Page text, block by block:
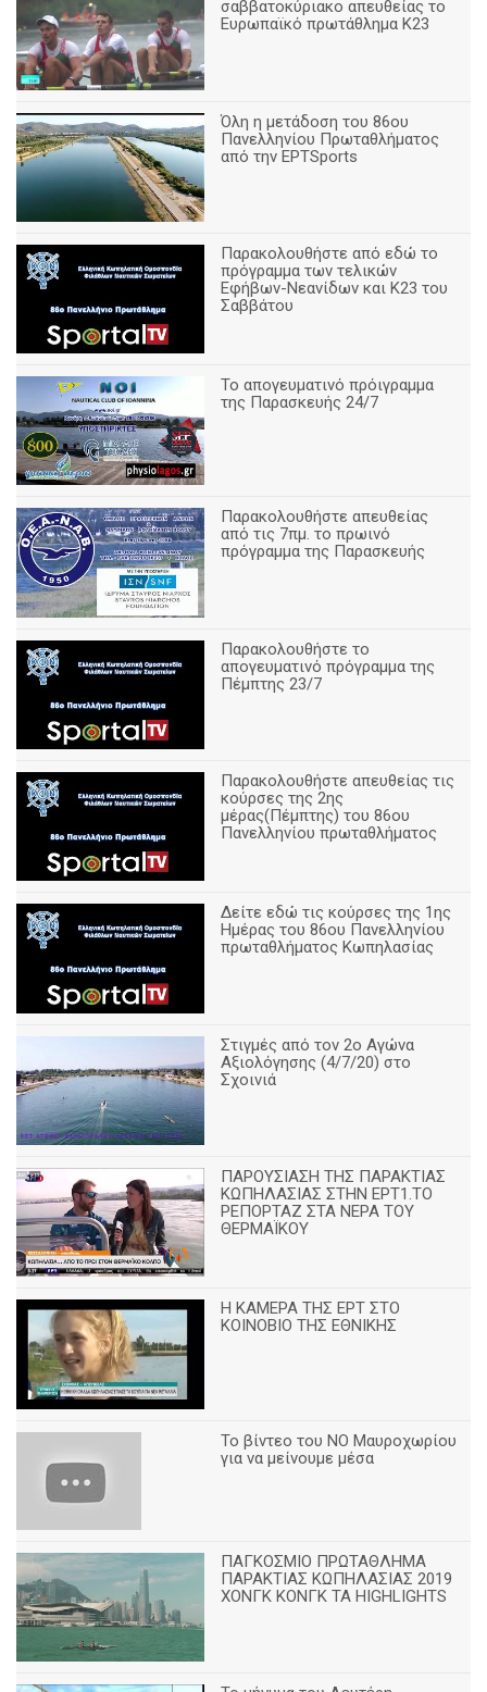
σαββατοκύριακο απευθείας το
Ευρωπαϊκό πρωτάθλημα Κ23
Όλη η μετάδοση του 86ου
Πανελληνίου Πρωταθλήματος
από την ΕΡΤSports
Παρακολουθήστε από εδώ το
πρόγραμμα των τελικών
Εφήβων-Νεανίδων και Κ23 του
Σαββάτου
Το απογευματινό πρόιγραμμα
της Παρασκευής 24/7
Παρακολουθήστε απευθείας
από τις 7πμ. το πρωινό
πρόγραμμα της Παρασκευής
Παρακολουθήστε το
απογευματινό πρόγραμμα της
Πέμπτης 23/7
Παρακολουθήστε απευθείας τις
κούρσες της 2ης
μέρας(Πέμπτης) του 86ου
Πανελληνίου πρωταθλήματος
Δείτε εδώ τις κούρσες της 1ης
Ημέρας του 86ου Πανελληνίου
πρωταθλήματος Κωπηλασίας
Στιγμές από τον 2ο Αγώνα
Αξιολόγησης (4/7/20) στο
Σχοινιά
ΠΑΡΟΥΣΙΑΣΗ ΤΗΣ ΠΑΡΑΚΤΙΑΣ
ΚΩΠΗΛΑΣΙΑΣ ΣΤΗΝ ΕΡΤ1.ΤΟ
ΡΕΠΟΡΤΑΖ ΣΤΑ ΝΕΡΑ ΤΟΥ
ΘΕΡΜΑΪΚΟΥ
Η ΚΑΜΕΡΑ ΤΗΣ ΕΡΤ ΣΤΟ
ΚΟΙΝΟΒΙΟ ΤΗΣ ΕΘΝΙΚΗΣ
Το βίντεο του ΝΟ Μαυροχωρίου
για να μείνουμε μέσα
ΠΑΓΚΟΣΜΙΟ ΠΡΩΤΑΘΛΗΜΑ
ΠΑΡΑΚΤΙΑΣ ΚΩΠΗΛΑΣΙΑΣ 2019
ΧΟΝΓΚ ΚΟΝΓΚ ΤΑ HIGHLIGHTS